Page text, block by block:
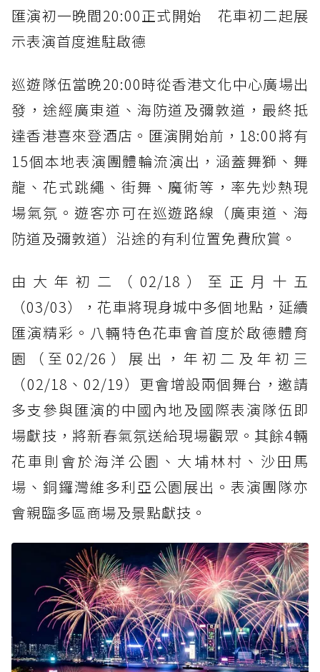
匯演初一晚間20:00正式開始 花車初二起展
示表演首度進駐啟德
巡遊隊伍當晚20:00時從香港文化中心廣場出
發，途經廣東道、海防道及彌敦道，最終抵
達香港喜來登酒店。匯演開始前，18:00將有
15個本地表演團體輪流演出，涵蓋舞獅、舞
龍、花式跳繩、街舞、魔術等，率先炒熱現
場氣氛。遊客亦可在巡遊路線（廣東道、海
防道及彌敦道）沿途的有利位置免費欣賞。
由大年初二（02/18）至正月十五
（03/03），花車將現身城中多個地點，延續
匯演精彩。八輛特色花車會首度於啟德體育
園（至02/26）展出，年初二及年初三
（02/18、02/19）更會增設兩個舞台，邀請
多支參與匯演的中國內地及國際表演隊伍即
場獻技，將新春氣氛送給現場觀眾。其餘4輛
花車則會於海洋公園、大埔林村、沙田馬
場、銅鑼灣維多利亞公園展出。表演團隊亦
會親臨多區商場及景點獻技。